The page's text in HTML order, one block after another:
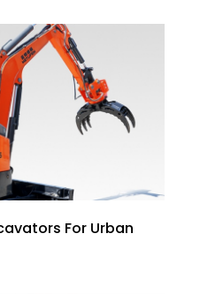
For Urban